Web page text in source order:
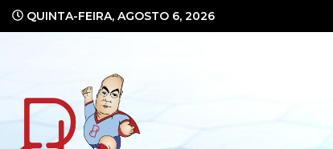
QUINTA-FEIRA, AGOSTO 6, 2026